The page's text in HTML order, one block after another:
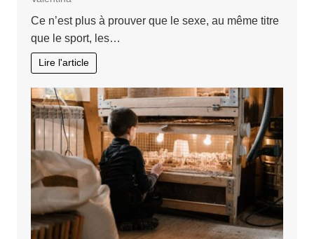
Ce n’est plus à prouver que le sexe, au même titre
que le sport, les…
Lire l'article